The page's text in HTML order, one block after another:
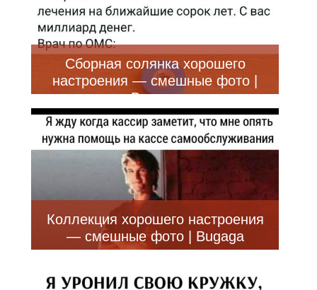
Сборная солянка хорошего
настроения — смешные фото |
Bugaga
Коллекция хорошего настроения
— смешные фото | Bugaga